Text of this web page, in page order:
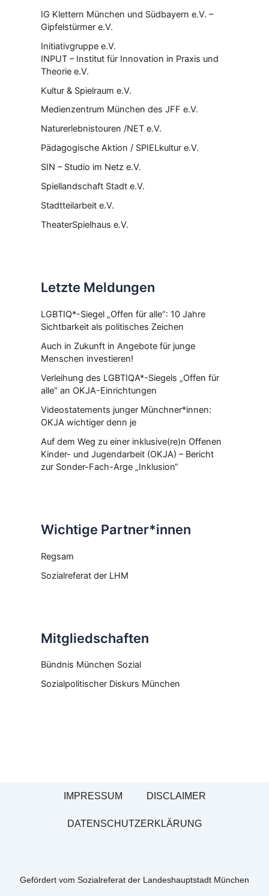
IG Klettern München und Südbayern e.V. –
Gipfelstürmer e.V.
Initiativgruppe e.V.
INPUT – Institut für Innovation in Praxis und
Theorie e.V.
Kultur & Spielraum e.V.
Medienzentrum München des JFF e.V.
Naturerlebnistouren /NET e.V.
Pädagogische Aktion / SPIELkultur e.V.
SIN – Studio im Netz e.V.
Spiellandschaft Stadt e.V.
Stadtteilarbeit e.V.
TheaterSpielhaus e.V.
Letzte Meldungen
LGBTIQ*-Siegel „Offen für alle“: 10 Jahre
Sichtbarkeit als politisches Zeichen
Auch in Zukunft in Angebote für junge
Menschen investieren!
Verleihung des LGBTIQA*-Siegels „Offen für
alle“ an OKJA-Einrichtungen
Videostatements junger Münchner*innen:
OKJA wichtiger denn je
Auf dem Weg zu einer inklusive(re)n Offenen
Kinder- und Jugendarbeit (OKJA) – Bericht
zur Sonder-Fach-Arge „Inklusion“
Wichtige Partner*innen
Regsam
Sozialreferat der LHM
Mitgliedschaften
Bündnis München Sozial
Sozialpolitischer Diskurs München
IMPRESSUM DISCLAIMER
DATENSCHUTZERKLÄRUNG
Gefördert vom Sozialreferat der Landeshauptstadt München